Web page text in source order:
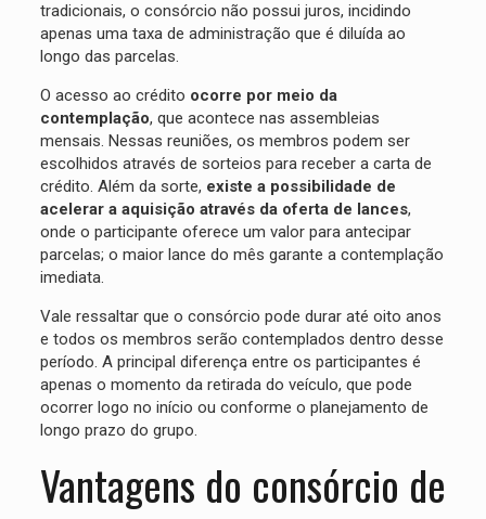
tradicionais, o consórcio não possui juros, incidindo
apenas uma taxa de administração que é diluída ao
longo das parcelas.
O acesso ao crédito ocorre por meio da
contemplação, que acontece nas assembleias
mensais. Nessas reuniões, os membros podem ser
escolhidos através de sorteios para receber a carta de
crédito. Além da sorte, existe a possibilidade de
acelerar a aquisição através da oferta de lances,
onde o participante oferece um valor para antecipar
parcelas; o maior lance do mês garante a contemplação
imediata.
Vale ressaltar que o consórcio pode durar até oito anos
e todos os membros serão contemplados dentro desse
período. A principal diferença entre os participantes é
apenas o momento da retirada do veículo, que pode
ocorrer logo no início ou conforme o planejamento de
longo prazo do grupo.
Vantagens do consórcio de